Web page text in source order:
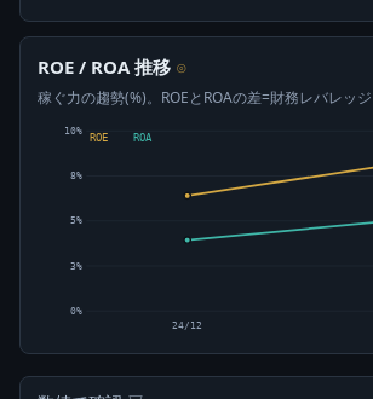
ROE / ROA 推移 ⊙
稼ぐ力の趨勢(%)。ROEとROAの差=財務レバレッジ
0%
3%
5%
8%
10%
ROE ROA
24/12